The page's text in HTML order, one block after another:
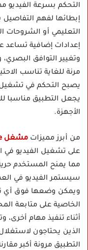
التحكم بسرعة الفيديو
إبطائها لفهم التفاصيل
التعليمي أو
إعدادات إضافية تساعد
وتغيير التوافق
مرنة للغاية تناسب
يصبح التحكم في تشغيل
يجعل التطبيق مناسبا
الأجهزة.
من أبرز مميزات مشغل Web Video Caster Online مهكر
على تشغيل الفيديو في
مما يمنح المستخدم
سيستمر الفيديو في
ويمكن وضعها فوق أي
الخاصية على متابعة
أثناء تنفيذ مهام أخرى،
الذين يحتاجون
التطبيق مرونة أكبر